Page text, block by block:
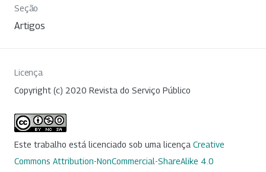
Seção
Artigos
Licença
Copyright (c) 2020 Revista do Serviço Público
Este trabalho está licenciado sob uma licença Creative
Commons Attribution-NonCommercial-ShareAlike 4.0